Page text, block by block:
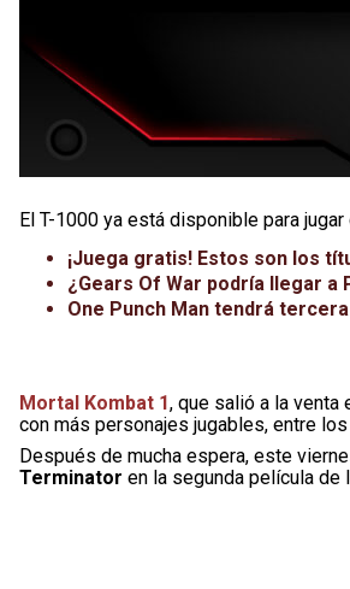
El T-1000 ya está disponible para
¡Juega gratis! Estos son los
¿Gears Of War podría llegar a
One Punch Man tendrá
Mortal Kombat 1, que salió a la venta
con más personajes jugables, entre
Después de mucha espera, este
Terminator en la segunda película de